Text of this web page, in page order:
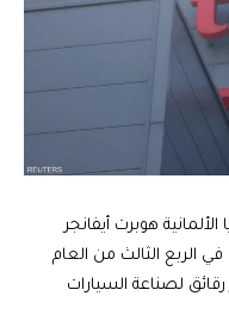
هوبرت أيفانجر
الربع الثالث من العام
لصناعة السيارات